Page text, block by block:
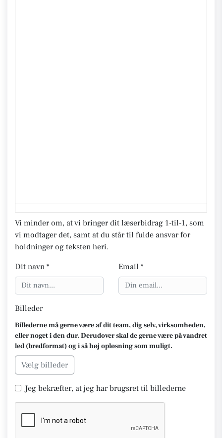
Vi minder om, at vi bringer dit læserbidrag 1-til-1, som
vi modtager det, samt at du står til fulde ansvar for
holdninger og teksten heri.
Dit navn *
Email *
Billeder
Billederne må gerne være af dit team, dig selv, virksomheden,
eller noget i den dur. Derudover skal de gerne være på vandret
led (bredformat) og i så høj opløsning som muligt.
Vælg billeder
Jeg bekræfter, at jeg har brugsret til billederne